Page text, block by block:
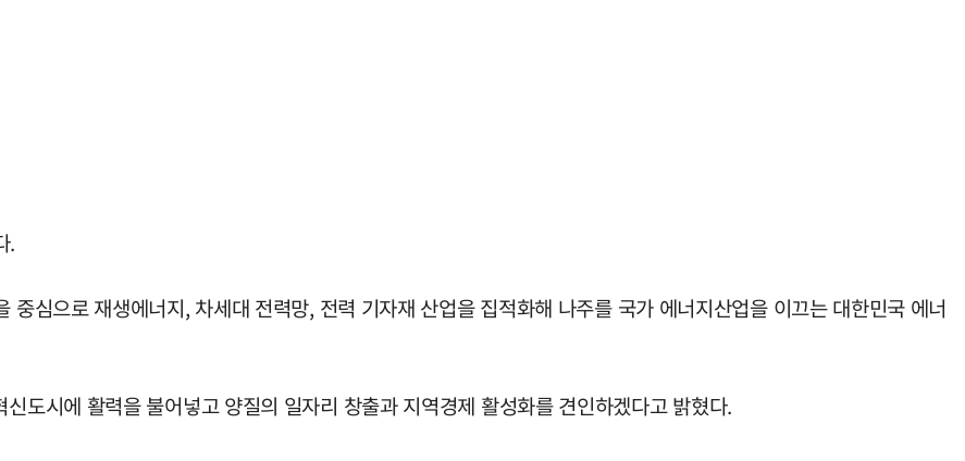
.
심으로 재생에너지, 차세대 전력망, 전력 기자재 산업을 집적화해 나주를 국가 에너지산업을 이끄는 대한민국 에너
도시에 활력을 불어넣고 양질의 일자리 창출과 지역경제 활성화를 견인하겠다고 밝혔다.